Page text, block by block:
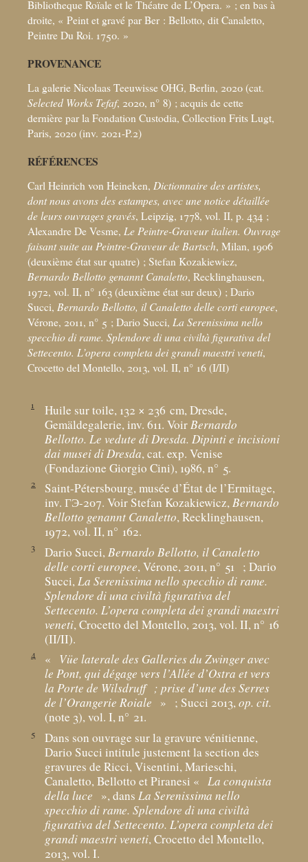
Bibliotheque Roïale et le Théatre de L’Opera. » ; en bas à
droite, « Peint et gravé par Ber : Bellotto, dit Canaletto,
Peintre Du Roi. 1750. »
PROVENANCE
La galerie Nicolaas Teeuwisse OHG, Berlin, 2020 (cat.
Selected Works Tefaf, 2020, n° 8) ; acquis de cette
dernière par la Fondation Custodia, Collection Frits Lugt,
Paris, 2020 (inv. 2021-P.2)
RÉFÉRENCES
Carl Heinrich von Heineken, Dictionnaire des artistes,
dont nous avons des estampes, avec une notice détaillée
de leurs ouvrages gravés, Leipzig, 1778, vol. II, p. 434 ;
Alexandre De Vesme, Le Peintre-Graveur italien. Ouvrage
faisant suite au Peintre-Graveur de Bartsch, Milan, 1906
(deuxième état sur quatre) ; Stefan Kozakiewicz,
Bernardo Bellotto genannt Canaletto, Recklinghausen,
1972, vol. II, n° 163 (deuxième état sur deux) ; Dario
Succi, Bernardo Bellotto, il Canaletto delle corti europee,
Vérone, 2011, n° 5 ; Dario Succi, La Serenissima nello
specchio di rame. Splendore di una civiltà figurativa del
Settecento. L’opera completa dei grandi maestri veneti,
Crocetto del Montello, 2013, vol. II, n° 16 (I/II)
1 Huile sur toile, 132 × 236 cm, Dresde,
Gemäldegalerie, inv. 611. Voir Bernardo
Bellotto. Le vedute di Dresda. Dipinti e incisioni
dai musei di Dresda, cat. exp. Venise
(Fondazione Giorgio Cini), 1986, n° 5.
2
Saint-Pétersbourg, musée d’État de l’Ermitage,
inv. ГЭ-207. Voir Stefan Kozakiewicz,Bernardo
Bellotto genannt Canaletto, Recklinghausen,
1972, vol. II, n° 162.
3 Dario Succi,Bernardo Bellotto, il Canaletto
delle corti europee, Vérone, 2011, n° 51 ; Dario
Succi,La Serenissima nello specchio di rame.
Splendore di una civiltà figurativa del
Settecento. L’opera completa dei grandi maestri
veneti, Crocetto del Montello, 2013, vol. II, n° 16
(II/II).
4 «
Vüe laterale des Galleries du Zwinger avec
le Pont, qui dégage vers l’Allée d’Ostra et vers
la Porte de Wilsdruff ; prise d’une des Serres
de l’Orangerie Roiale
» ; Succi 2013,op. cit.
(note 3), vol. I, n° 21.
5
Dans son ouvrage sur la gravure vénitienne,
Dario Succi intitule justement la section des
gravures de Ricci, Visentini, Marieschi,
Canaletto, Bellotto et Piranesi « La conquista
della luce
», dans La Serenissima nello
specchio di rame. Splendore di una civiltà
figurativa del Settecento. L’opera completa dei
grandi maestri veneti, Crocetto del Montello,
2013, vol. I.